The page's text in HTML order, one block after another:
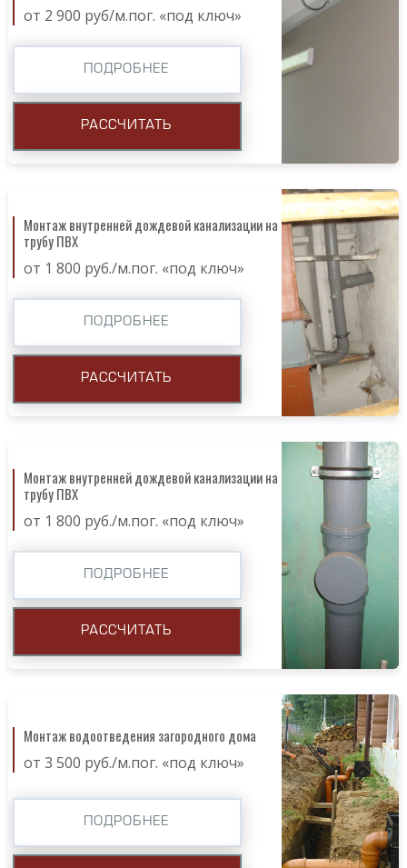
от 2 900 руб/м.пог. «под ключ»
ПОДРОБНЕЕ
РАССЧИТАТЬ
Монтаж внутренней дождевой канализации на
трубу ПВХ
от 1 800 руб./м.пог. «под ключ»
ПОДРОБНЕЕ
РАССЧИТАТЬ
Монтаж внутренней дождевой канализации на
трубу ПВХ
от 1 800 руб./м.пог. «под ключ»
ПОДРОБНЕЕ
РАССЧИТАТЬ
Монтаж водоотведения загородного дома
от 3 500 руб./м.пог. «под ключ»
ПОДРОБНЕЕ